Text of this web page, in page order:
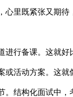
心里既紧张又期待
进行备课。这就好
或活动方案。这就
。结构化面试中，